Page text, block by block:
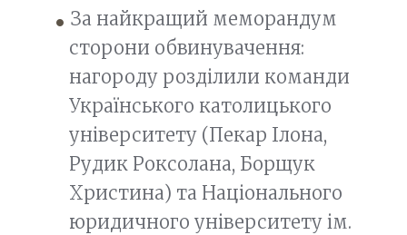
За найкращий меморандум
сторони обвинувачення:
нагороду розділили команди
Українського католицького
університету (Пекар Ілона,
Рудик Роксолана, Борщук
Христина) та Національного
юридичного університету ім.